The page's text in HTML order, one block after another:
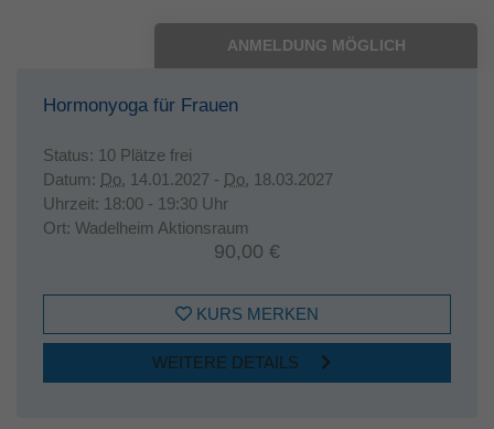
ANMELDUNG MÖGLICH
Hormonyoga für Frauen
Status: 10 Plätze frei
Datum: Do. 14.01.2027 - Do. 18.03.2027
Uhrzeit: 18:00 - 19:30 Uhr
Ort: Wadelheim Aktionsraum
90,00 €
KURS MERKEN
WEITERE DETAILS